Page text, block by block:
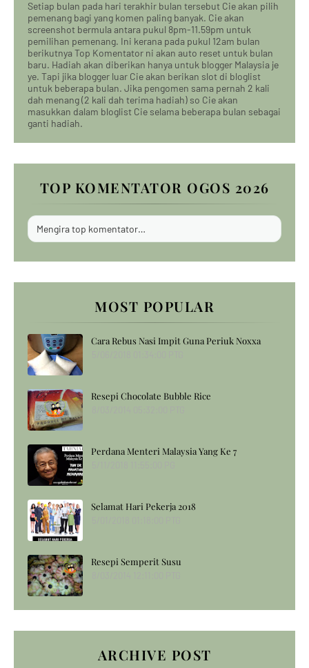
Setiap bulan pada hari terakhir bulan tersebut Cie akan pilih
pemenang bagi yang komen paling banyak. Cie akan
screenshot bermula antara pukul 8pm-11.59pm untuk
pemilihan pemenang. Ini kerana pada pukul 12am bulan
berikutnya Top Komentator ni akan auto reset untuk bulan
baru. Hadiah akan diberikan hanya untuk blogger Malaysia je
ye. Tapi jika blogger luar Cie akan berikan slot di bloglist
untuk beberapa bulan. Jika pengomen sama pernah 2 kali
dah menang (2 kali dah terima hadiah) so Cie akan
masukkan dalam bloglist Cie selama beberapa bulan sebagai
ganti hadiah.
TOP KOMENTATOR OGOS 2026
Mengira top komentator…
MOST POPULAR
Cara Rebus Nasi Impit Guna Periuk Noxxa
Resepi Chocolate Bubble Rice
Perdana Menteri Malaysia Yang Ke 7
Selamat Hari Pekerja 2018
Resepi Semperit Susu
ARCHIVE POST